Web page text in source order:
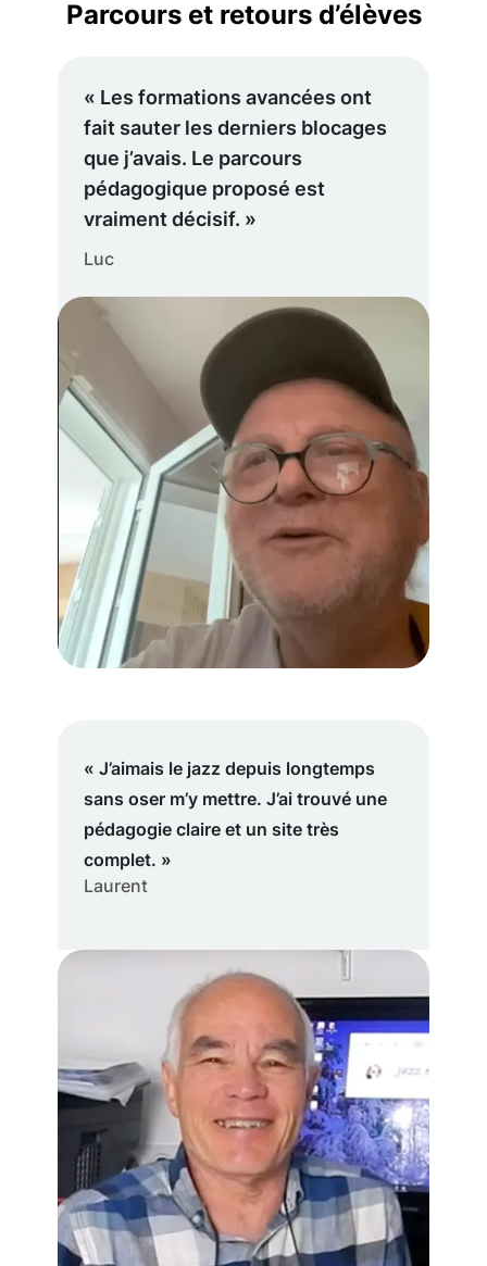
Parcours et retours d’élèves
« Les formations avancées ont
fait sauter les derniers blocages
que j’avais. Le parcours
pédagogique proposé est
vraiment décisif. »
Luc
« J’aimais le jazz depuis longtemps
sans oser m’y mettre. J’ai trouvé une
pédagogie claire et un site très
complet. »
Laurent